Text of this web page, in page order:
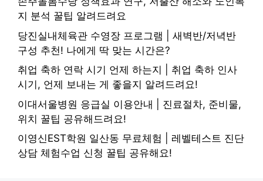
지 분석 꿀팁 알려드려요
당진실내체육관 수영장 프로그램 | 새벽반/저녁반
구성 추천! 나에게 딱 맞는 시간은?
취업 축하 연락 시기 언제 하는지 | 취업 축하 인사
시기, 언제 보내는 게 좋을지 알려드려요!
이대서울병원 응급실 이용안내 | 진료절차, 준비물,
위치 꿀팁 공유해드려요!
이영신EST학원 일산동 무료체험 | 레벨테스트 진단
상담 체험수업 신청 꿀팁 공유해요!